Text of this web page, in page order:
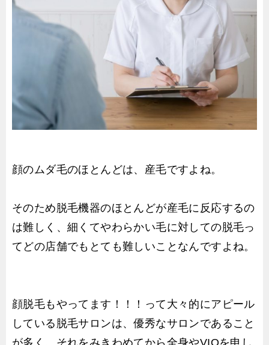
顔のムダ毛のほとんどは、産毛ですよね。
そのため脱毛機器のほとんどが産毛に反応するの
は難しく、細くてやわらかい毛に対しての脱毛っ
てどの店舗でもとても難しいことなんですよね。
顔脱毛もやってます！！！って大々的にアピール
している脱毛サロンは、優秀なサロンであること
が多く、それをみきわめてから全身やVIOを申し